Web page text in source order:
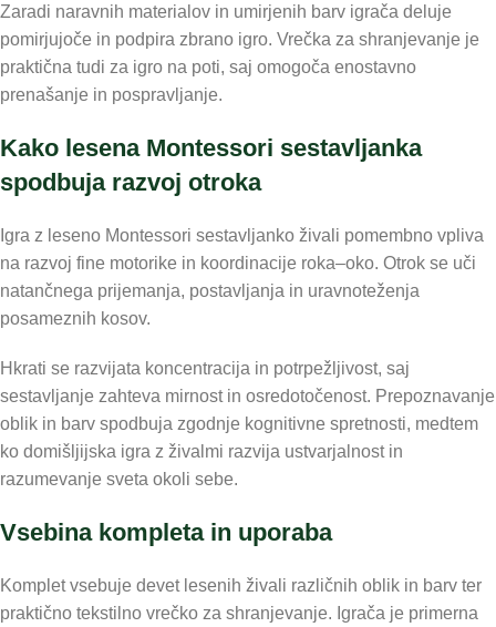
Zaradi naravnih materialov in umirjenih barv igrača deluje
pomirjujoče in podpira zbrano igro. Vrečka za shranjevanje je
praktična tudi za igro na poti, saj omogoča enostavno
prenašanje in pospravljanje.
Kako lesena Montessori sestavljanka
spodbuja razvoj otroka
Igra z leseno Montessori sestavljanko živali pomembno vpliva
na razvoj fine motorike in koordinacije roka–oko. Otrok se uči
natančnega prijemanja, postavljanja in uravnoteženja
posameznih kosov.
Hkrati se razvijata koncentracija in potrpežljivost, saj
sestavljanje zahteva mirnost in osredotočenost. Prepoznavanje
oblik in barv spodbuja zgodnje kognitivne spretnosti, medtem
ko domišljijska igra z živalmi razvija ustvarjalnost in
razumevanje sveta okoli sebe.
Vsebina kompleta in uporaba
Komplet vsebuje devet lesenih živali različnih oblik in barv ter
praktično tekstilno vrečko za shranjevanje. Igrača je primerna